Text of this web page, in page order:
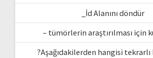
_İd Alanını döndür
– tümörlerin araştırılması için
?Aşağıdakilerden hangisi